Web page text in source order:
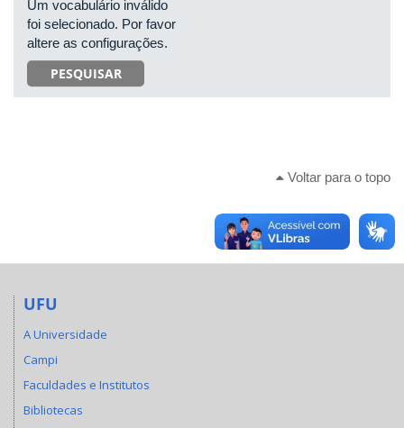
Um vocabulário inválido
foi selecionado. Por favor
altere as configurações.
PESQUISAR
Voltar para o topo
UFU
A Universidade
Campi
Faculdades e Institutos
Bibliotecas